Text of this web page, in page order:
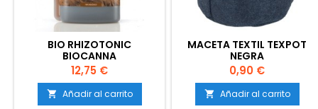
BIO RHIZOTONIC
BIOCANNA
Precio
12,75 €
 Añadir al carrito
MACETA TEXTIL TEXPOT
NEGRA
Precio
0,90 €
 Añadir al carrito